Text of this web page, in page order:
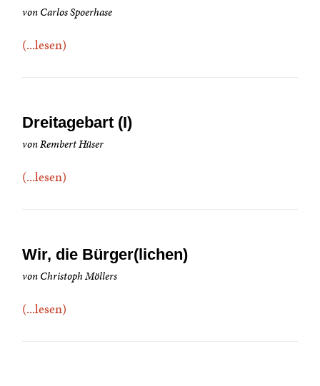
von Carlos Spoerhase
(...lesen)
Dreitagebart (I)
von Rembert Hüser
(...lesen)
Wir, die Bürger(lichen)
von Christoph Möllers
(...lesen)